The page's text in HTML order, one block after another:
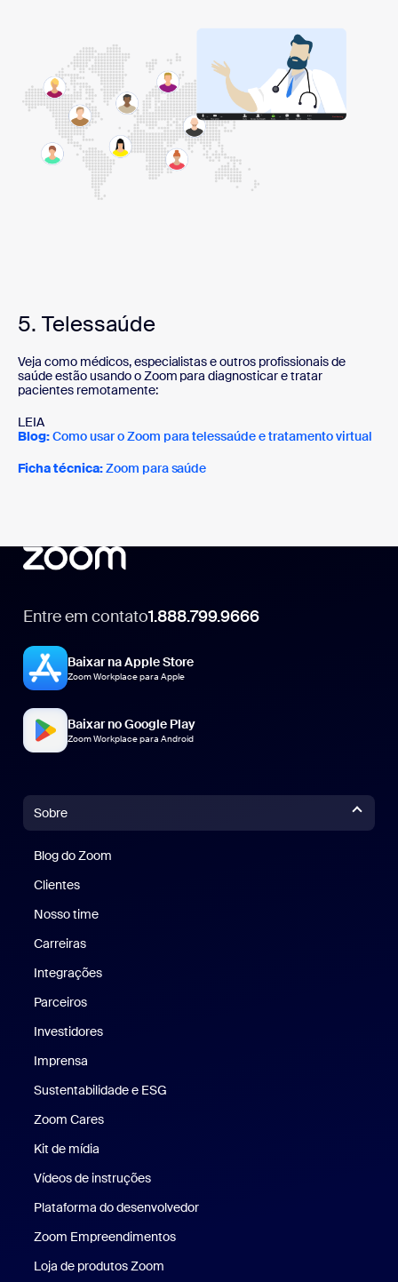
5. Telessaúde
Veja como médicos, especialistas e outros profissionais de
saúde estão usando o Zoom para diagnosticar e tratar
pacientes remotamente:
LEIA
Blog:Como usar o Zoom para telessaúde e tratamento virtual
Ficha técnica:Zoom para saúde
Entre em contato1.888.799.9666
Baixar na Apple Store
Zoom Workplace para Apple
Baixar no Google Play
Zoom Workplace para Android
Sobre
Blog do Zoom
Clientes
Nosso time
Carreiras
Integrações
Parceiros
Investidores
Imprensa
Sustentabilidade e ESG
Zoom Cares
Kit de mídia
Vídeos de instruções
Plataforma do desenvolvedor
Zoom Empreendimentos
Loja de produtos Zoom